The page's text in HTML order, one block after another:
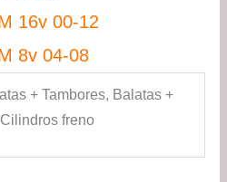
16v 00-12
8v 04-08
+ Tambores, Balatas +
freno